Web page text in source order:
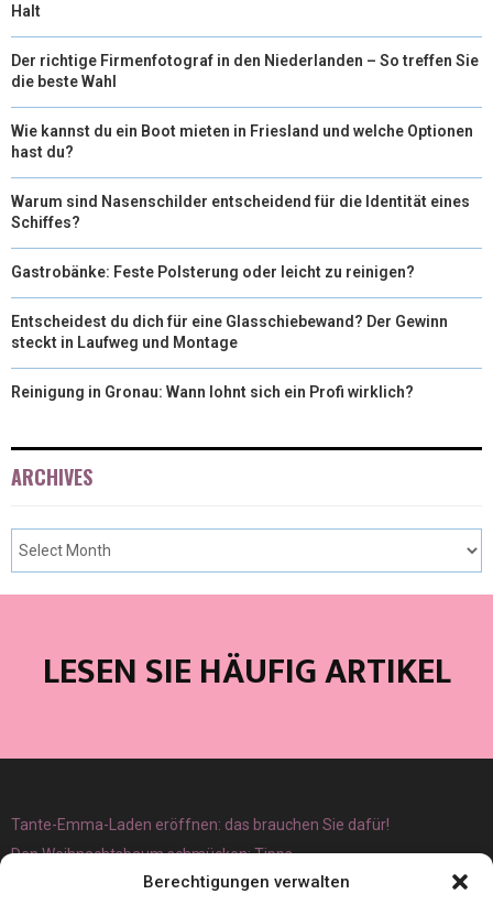
Berechtigungen verwalten
Halt
Der richtige Firmenfotograf in den Niederlanden – So treffen Sie
die beste Wahl
Wie kannst du ein Boot mieten in Friesland und welche Optionen
hast du?
Warum sind Nasenschilder entscheidend für die Identität eines
Schiffes?
Gastrobänke: Feste Polsterung oder leicht zu reinigen?
Entscheidest du dich für eine Glasschiebewand? Der Gewinn
steckt in Laufweg und Montage
Reinigung in Gronau: Wann lohnt sich ein Profi wirklich?
ARCHIVES
LESEN SIE HÄUFIG ARTIKEL
Tante-Emma-Laden eröffnen: das brauchen Sie dafür!
Den Weihnachtsbaum schmücken: Tipps